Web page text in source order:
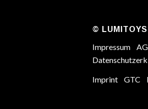
©
Impressum
Imprint GTC